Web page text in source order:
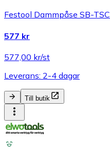
Festool Dammpåse SB-TSC
577 kr
577,00 kr/st
Leverans: 2-4 dagar
Till butik